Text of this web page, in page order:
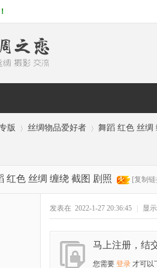
版
›
丝绸物品爱好者
›
舞蹈 红色 丝绸
红色 丝绸 缠绕 截图 剧照 [复制
发表在 2022-1-27 20:36:45 显
马上注册，结
您需要 登录 才可以